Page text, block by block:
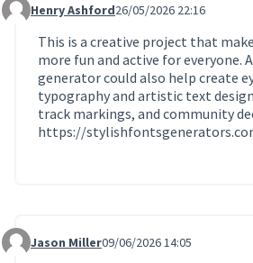
Commentaire 2358
Henry Ashford26/05/2026 22:16
This is a creative project that
more fun and active for everyone.
generator could also help create
typography and artistic text
track markings, and community
https://
Commentaire 2381
Jason Miller09/06/2026 14:05